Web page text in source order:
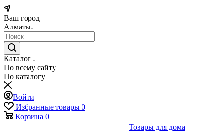
Ваш город
Алматы
Каталог
По всему сайту
По каталогу
Войти
Избранные товары 0
Корзина 0
Товары для дома